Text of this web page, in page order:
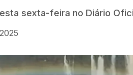
sexta-feira no Diário